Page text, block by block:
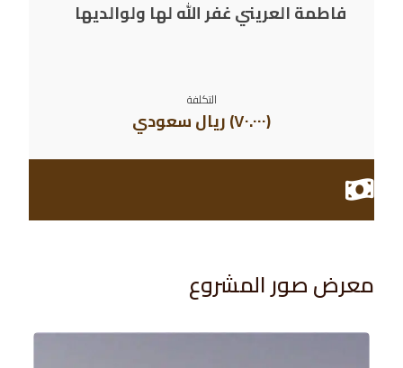
فاطمة العريني غفر الله لها ولوالديها
التكلفة
(٧٠.٠٠٠) ريال سعودي
معرض صور المشروع​